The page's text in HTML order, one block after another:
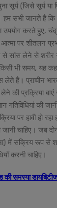
सूर्य (जिसे सूर्य या
हम सभी जानते हैं कि
उपयोग करते हुए,
पर शीतलन
सांस लेने से शरीर
भी समय, यह
हैं। प्राचीन
की प्रक्रिया बाएं
गतिविधियां की
पर हावी हो
जानी चाहिए। जब
में सक्रिय रूप से
करनी चाहिए।
की समस्या